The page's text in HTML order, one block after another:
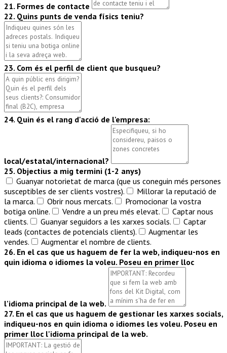
21. Formes de contacte
22. Quins punts de venda físics teniu?
23. Com és el perfil de client que busqueu?
24. Quin és el rang d'acció de l'empresa:
local/estatal/internacional?
25. Objectius a mig termini (1-2 anys)
Guanyar notorietat de marca (que us coneguin més persones
susceptibles de ser clients vostres).
Millorar la reputació de
la marca.
Obrir nous mercats.
Promocionar la vostra
botiga online.
Vendre a un preu més elevat.
Captar nous
clients.
Guanyar seguidors a les xarxes socials.
Captar
leads (contactes de potencials clients).
Augmentar les
vendes.
Augmentar el nombre de clients.
26. En el cas que us haguem de fer la web, indiqueu-nos en
quin idioma o idiomes la voleu. Poseu en primer lloc
l'idioma principal de la web.
27. En el cas que us haguem de gestionar les xarxes socials,
indiqueu-nos en quin idioma o idiomes les voleu. Poseu en
primer lloc l'idioma principal de la web.